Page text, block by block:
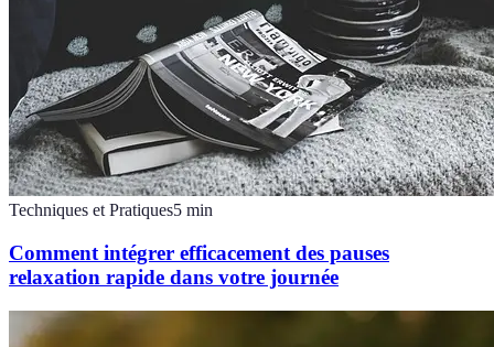
Techniques et Pratiques5 min
Comment intégrer efficacement des pauses
relaxation rapide dans votre journée